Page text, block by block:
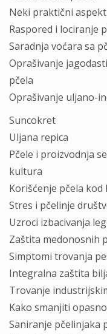
Neki praktični
Raspored i lociranje
Saradnja voćara sa
Oprašivanje
pčela
Oprašivanje uljano-
Suncokret
Uljana repica
Pčele i proizvodnja
kultura
Korišćenje pčela
Stres i pčelinje
Uzroci izbacivanja
Zaštita medonosnih
Simptomi trovanja
Integralna zaštita
Trovanje
Kako smanjiti
Saniranje pčelinjaka